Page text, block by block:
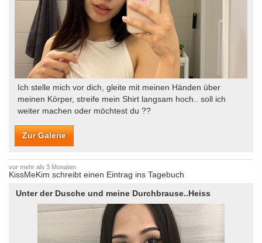
Ich stelle mich vor dich, gleite mit meinen Händen über
meinen Körper, streife mein Shirt langsam hoch.. soll ich
weiter machen oder möchtest du ??
Zur Galerie
vor mehr als 3 Monaten
KissMeKim schreibt einen Eintrag ins Tagebuch
Unter der Dusche und meine Durchbrause..Heiss